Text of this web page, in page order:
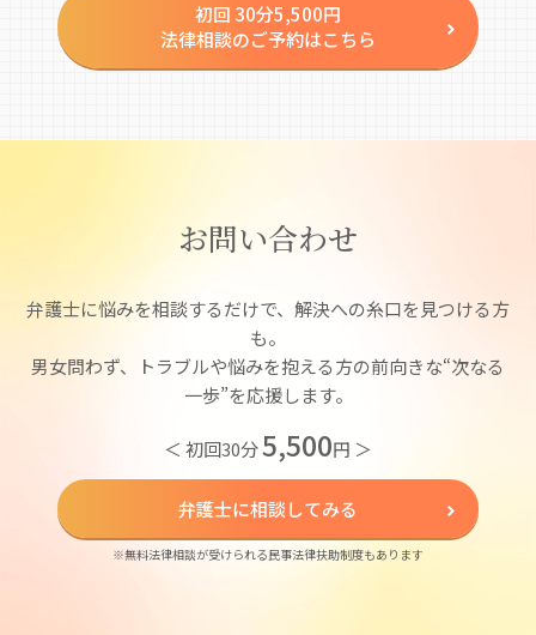
初回 30分5,500円
法律相談のご予約はこちら
お問い合わせ
弁護士に悩みを相談するだけで、解決への糸口を見つける方
も。
男女問わず、トラブルや悩みを抱える方の前向きな“次なる
一歩”を応援します。
＜ 初回30分5,500円 ＞
弁護士に相談してみる
※無料法律相談が受けられる民事法律扶助制度もあります